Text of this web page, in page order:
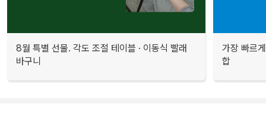
8월 특별 선물. 각도 조절 테이블 · 이동식 빨래
바구니
가장 빠르
합